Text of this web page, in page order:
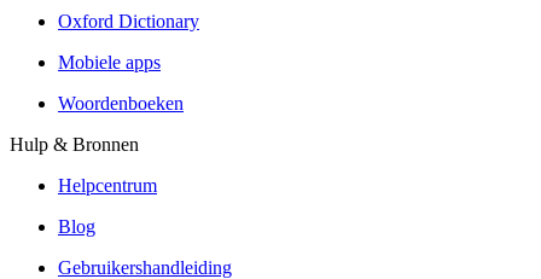
Oxford Dictionary
Mobiele apps
Woordenboeken
Hulp & Bronnen
Helpcentrum
Blog
Gebruikershandleiding